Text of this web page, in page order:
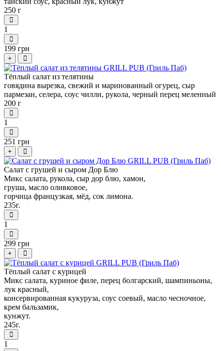
250 г
1
199 грн
+
Тёплый салат из телятины
говядина вырезка, свежий и маринованный огурец, сыр
пармезан, селера, соус чилли, рукола, черный перец меленный
200 г
1
251 грн
+
Салат с грушей и сыром Дор Блю
Микс салата, рукола, сыр дор блю, хамон,
груша, масло оливковое,
горчица французкая, мёд, сок лимона.
235г.
1
299 грн
+
Тёплый салат с курицей
Микс салата, куриное филе, перец болгарский, шампиньоны,
лук красный,
консервированная кукуруза, соус соевый, масло чесночное,
крем бальзамик,
кунжут.
245г.
1